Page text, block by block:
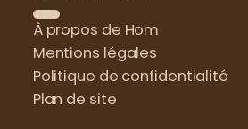
À propos de Hom
Mentions légales
Politique de confidentialité
Plan de site